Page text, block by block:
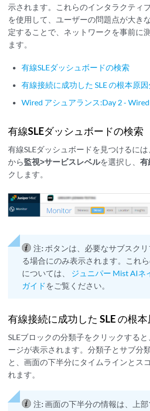
示されます。これらのインタラクティ
を使用して、ユーザーの問題点が大き
定することで、ネットワークを事前に
ます。
有線SLEダッシュボードの検索
有線接続に成功した SLE の根本原
Wired アシュアランス:Day 2 -
有線SLEダッシュボードの検索
有線SLEダッシュボードを見つけるに
から監視>サービスレベルを選択し、 有
クします。
注: ボタンは、必要なサブスク
る場合にのみ表示されます。これ
については、
ジュニパー Mist AIネ
ガイド をご覧ください。
有線接続に成功した SLE の根
SLEブロックの分類子をクリックする
ージが表示されます。分類子とサブ分
と、画面の下半分にタイムラインとス
れます。
注:画面の下半分の情報は、上